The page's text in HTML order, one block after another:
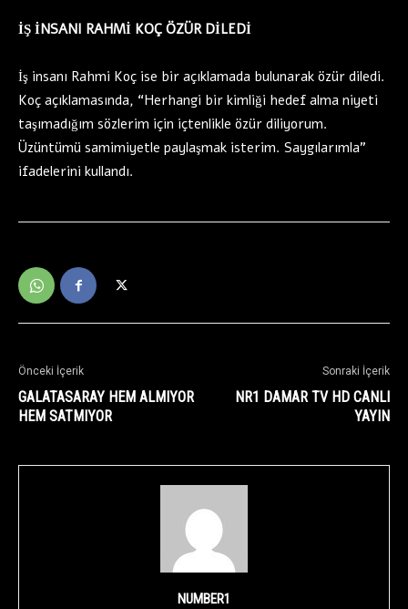
İŞ İNSANI RAHMİ KOÇ ÖZÜR DİLEDİ
İş insanı Rahmi Koç ise bir açıklamada bulunarak özür diledi.
Koç açıklamasında, “Herhangi bir kimliği hedef alma niyeti
taşımadığım sözlerim için içtenlikle özür diliyorum.
Üzüntümü samimiyetle paylaşmak isterim. Saygılarımla”
ifadelerini kullandı.
Önceki İçerik
GALATASARAY HEM ALMIYOR
HEM SATMIYOR
Sonraki İçerik
NR1 DAMAR TV HD CANLI
YAYIN
NUMBER1